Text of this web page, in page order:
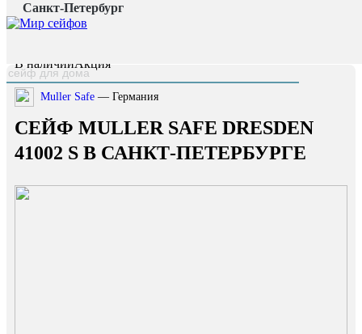
Санкт-Петербург
Главная страница /
Каталог /
В наличииАкция
Muller Safe — Германия
СЕЙФ MULLER SAFE DRESDEN
41002 S В САНКТ-ПЕТЕРБУРГЕ